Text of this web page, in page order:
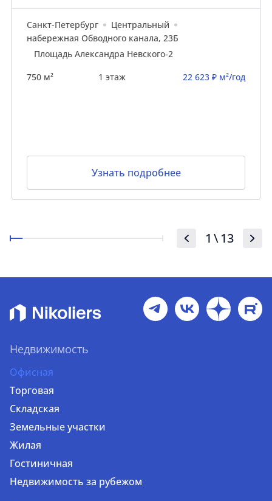
Санкт-Петербург
Центральный
набережная Обводного канала, 23Б
Площадь Александра Невского-2
750 м²
1 этаж 22 623 ₽ м²/год
Узнать подробнее
1 \13
Недвижимость
Офисная
Торговая
Складская
Земельные участки
Жилая
Гостиничная
Недвижимость за рубежом